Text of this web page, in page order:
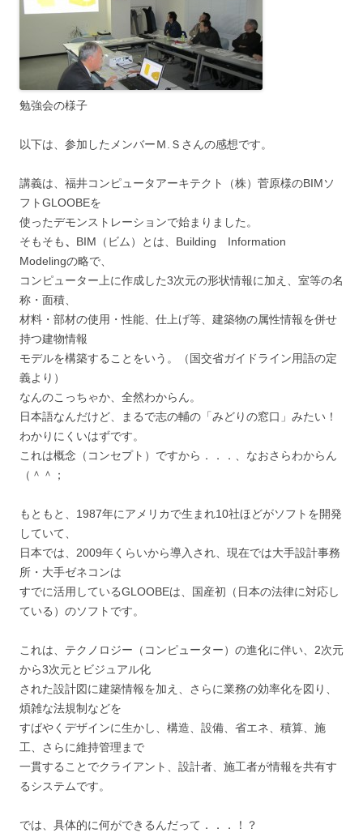
勉強会の様子
以下は、参加したメンバーＭ.Ｓさんの感想です。
講義は、福井コンピュータアーキテクト（株）菅原様のBIMソ
フトGLOOBEを
使ったデモンストレーションで始まりました。
そもそも、 BIM（ビム）とは、Building Information
Modelingの略で、
コンピューター上に作成した3次元の形状情報に加え、室等の名
称・面積、
材料・部材の使用・性能、仕上げ等、建築物の属性情報を併せ
持つ建物情報
モデルを構築することをいう。（国交省ガイドライン用語の定
義より）
なんのこっちゃか、全然わからん。
日本語なんだけど、まるで志の輔の「みどりの窓口」みたい！
わかりにくいはずです。
これは概念（コンセプト）ですから．．．、なおさらわからん
（＾＾；
もともと、1987年にアメリカで生まれ10社ほどがソフトを開発
していて、
日本では、2009年くらいから導入され、現在では大手設計事務
所・大手ゼネコンは
すでに活用しているGLOOBEは、国産初（日本の法律に対応し
ている）のソフトです。
これは、テクノロジー（コンピューター）の進化に伴い、2次元
から3次元とビジュアル化
された設計図に建築情報を加え、さらに業務の効率化を図り、
煩雑な法規制などを
すばやくデザインに生かし、構造、設備、省エネ、積算、施
工、さらに維持管理まで
一貫することでクライアント、設計者、施工者が情報を共有す
るシステムです。
では、具体的に何ができるんだって．．．！？